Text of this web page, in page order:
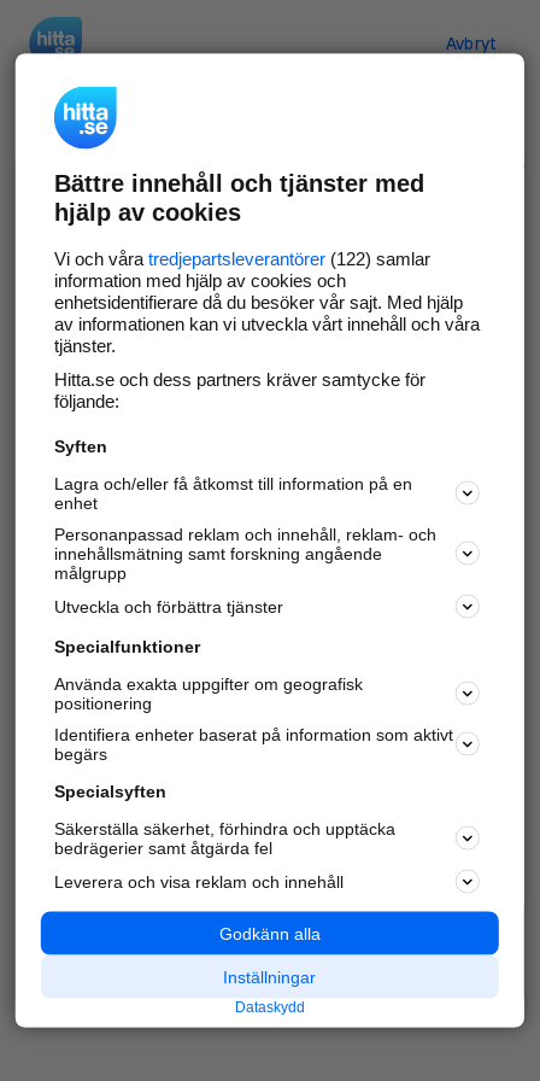
Avbryt
Verifiera ditt företag
Gör som 69 554företag
företagssida på hitta.se och syns bättre mot
kunder i ditt närområde. Helt kostnadsfritt.
Uppdatera din företagsinformation
Svara på och hantera dina omdömen
Har du redan verifierat ditt företag? Logga in
Varje vecka besöker du och4 miljoner
andra
härliga användare oss för att hitta rätt lokal
information om företag, privatpersoner och
platser.
Bättre innehåll och tjänster med
hjälp av cookies
Vi och våra tredjepartsleverantörer(122) samlar
information med hjälp av cookies och
enhetsidentifierare då du besöker vår sajt. Med hjälp
av informationen kan vi utveckla vårt innehåll och våra
tjänster.
Hitta.se och dess partners kräver samtycke för
följande:
Syften
Lagra och/eller få åtkomst till information på en
enhet
Personanpassad reklam och innehåll, reklam- och
innehållsmätning samt forskning angående
målgrupp
Utveckla och förbättra tjänster
Specialfunktioner
Använda exakta uppgifter om geografisk
positionering
Identifiera enheter baserat på information som aktivt
begärs
Specialsyften
Säkerställa säkerhet, förhindra och upptäcka
bedrägerier samt åtgärda fel
Leverera och visa reklam och innehåll
Godkänn alla
Inställningar
Dataskydd